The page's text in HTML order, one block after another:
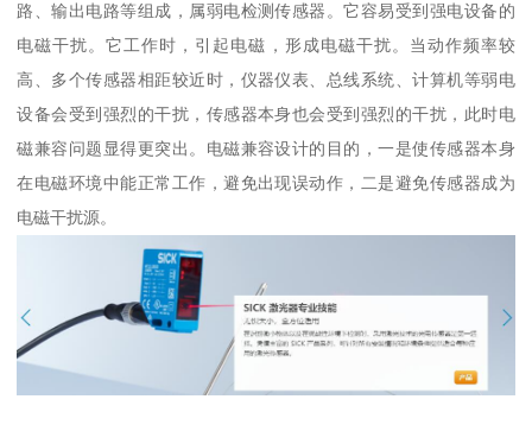
路、输出电路等组成，属弱电检测传感器。它容易受到强电设备的
电磁干扰。它工作时，引起电磁，形成电磁干扰。当动作频率较
高、多个传感器相距较近时，仪器仪表、总线系统、计算机等弱电
设备会受到强烈的干扰，传感器本身也会受到强烈的干扰，此时电
磁兼容问题显得更突出。电磁兼容设计的目的，一是使传感器本身
在电磁环境中能正常工作，避免出现误动作，二是避免传感器成为
电磁干扰源。